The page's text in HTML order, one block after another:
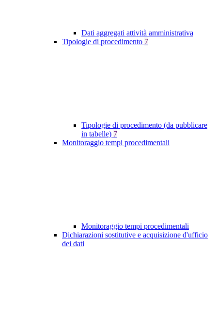
Dati aggregati attività amministrativa
Tipologie di procedimento 7
Tipologie di procedimento (da pubblicare
in tabelle) 7
Monitoraggio tempi procedimentali
Monitoraggio tempi procedimentali
Dichiarazioni sostitutive e acquisizione d'ufficio
dei dati